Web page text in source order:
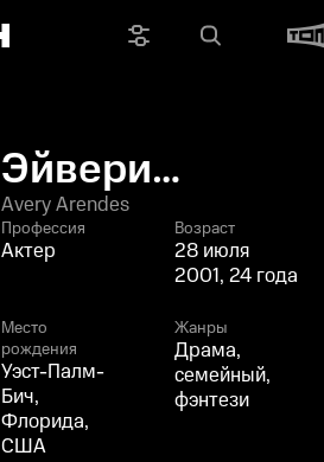
Эйвери
Арендес
Avery Arendes
Профессия
Актер
Возраст
28 июля
2001, 24 года
Место
рождения
Уэст-Палм-
Бич,
Флорида,
США
Жанры
Драма,
семейный,
фэнтези